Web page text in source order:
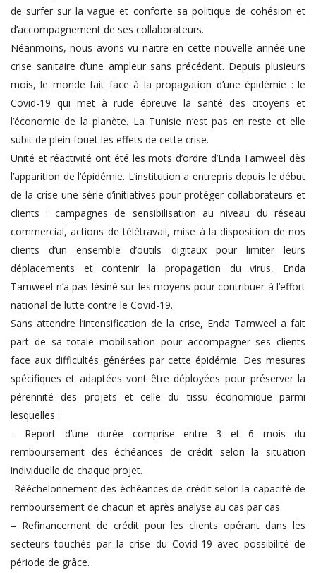
de surfer sur la vague et conforte sa politique de cohésion et
d’accompagnement de ses collaborateurs.
Néanmoins, nous avons vu naitre en cette nouvelle année une
crise sanitaire d’une ampleur sans précédent. Depuis plusieurs
mois, le monde fait face à la propagation d’une épidémie : le
Covid-19 qui met à rude épreuve la santé des citoyens et
l’économie de la planète. La Tunisie n’est pas en reste et elle
subit de plein fouet les effets de cette crise.
Unité et réactivité ont été les mots d’ordre d’Enda Tamweel dès
l’apparition de l’épidémie. L’institution a entrepris depuis le début
de la crise une série d’initiatives pour protéger collaborateurs et
clients : campagnes de sensibilisation au niveau du réseau
commercial, actions de télétravail, mise à la disposition de nos
clients d’un ensemble d’outils digitaux pour limiter leurs
déplacements et contenir la propagation du virus, Enda
Tamweel n’a pas lésiné sur les moyens pour contribuer à l’effort
national de lutte contre le Covid-19.
Sans attendre l’intensification de la crise, Enda Tamweel a fait
part de sa totale mobilisation pour accompagner ses clients
face aux difficultés générées par cette épidémie. Des mesures
spécifiques et adaptées vont être déployées pour préserver la
pérennité des projets et celle du tissu économique parmi
lesquelles :
– Report d’une durée comprise entre 3 et 6 mois du
remboursement des échéances de crédit selon la situation
individuelle de chaque projet.
-Rééchelonnement des échéances de crédit selon la capacité de
remboursement de chacun et après analyse au cas par cas.
– Refinancement de crédit pour les clients opérant dans les
secteurs touchés par la crise du Covid-19 avec possibilité de
période de grâce.